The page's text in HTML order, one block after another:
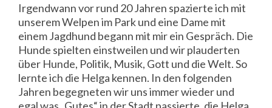
Irgendwann vor rund 20 Jahren spazierte ich mit
unserem Welpen im Park und eine Dame mit
einem Jagdhund begann mit mir ein Gespräch. Die
Hunde spielten einstweilen und wir plauderten
über Hunde, Politik, Musik, Gott und die Welt. So
lernte ich die Helga kennen. In den folgenden
Jahren begegneten wir uns immer wieder und